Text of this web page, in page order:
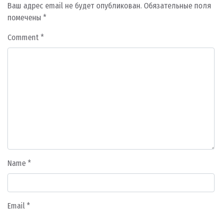
Ваш адрес email не будет опубликован. Обязательные поля
помечены *
Comment *
Name *
Email *